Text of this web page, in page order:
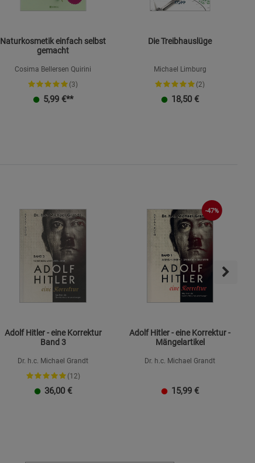
Naturkosmetik einfach selbst
gemacht
Cosima Bellersen Quirini
(3)
5,99 €**
Die Treibhauslüge
Michael Limburg
(2)
18,50 €
Adolf Hitler - eine Korrektur
Band 3
Dr. h.c. Michael Grandt
(12)
36,00 €
-47%
Adolf Hitler - eine Korrektur -
Mängelartikel
Dr. h.c. Michael Grandt
15,99 €